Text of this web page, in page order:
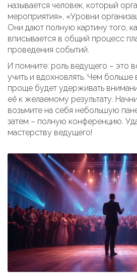
называется человек, который
мероприятия», «Уровни
Они дают полную картину того,
вписывается в общий процесс
проведения событий.
И помните: роль ведущего – это
учить и вдохновлять. Чем больше
проще будет удерживать
её к желаемому результату.
возьмите на себя небольшую
затем – полную конференцию.
мастерству ведущего!